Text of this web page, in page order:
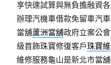
享快速試算與無負擔融資
辦理汽機車借款免留車汽
當舖蘆洲當舖政府立案公
級首飾珠寶修復客戶珠寶
維修服務龜山是新北市當